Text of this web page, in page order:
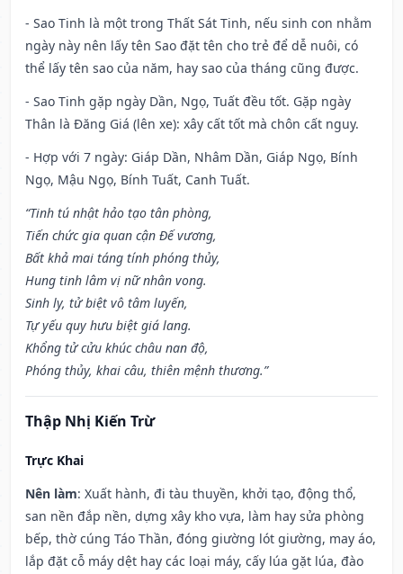
- Sao Tinh là một trong Thất Sát Tinh, nếu sinh con nhằm
ngày này nên lấy tên Sao đặt tên cho trẻ để dễ nuôi, có
thể lấy tên sao của năm, hay sao của tháng cũng được.
- Sao Tinh gặp ngày Dần, Ngọ, Tuất đều tốt. Gặp ngày
Thân là Đăng Giá (lên xe): xây cất tốt mà chôn cất nguy.
- Hợp với 7 ngày: Giáp Dần, Nhâm Dần, Giáp Ngọ, Bính
Ngọ, Mậu Ngọ, Bính Tuất, Canh Tuất.
“Tinh tú nhật hảo tạo tân phòng,
Tiến chức gia quan cận Đế vương,
Bất khả mai táng tính phóng thủy,
Hung tinh lâm vị nữ nhân vong.
Sinh ly, tử biệt vô tâm luyến,
Tự yếu quy hưu biệt giá lang.
Khổng tử cửu khúc châu nan độ,
Phóng thủy, khai câu, thiên mệnh thương.”
Thập Nhị Kiến Trừ
Trực Khai
Nên làm: Xuất hành, đi tàu thuyền, khởi tạo, động thổ,
san nền đắp nền, dựng xây kho vựa, làm hay sửa phòng
bếp, thờ cúng Táo Thần, đóng giường lót giường, may áo,
lắp đặt cỗ máy dệt hay các loại máy, cấy lúa gặt lúa, đào